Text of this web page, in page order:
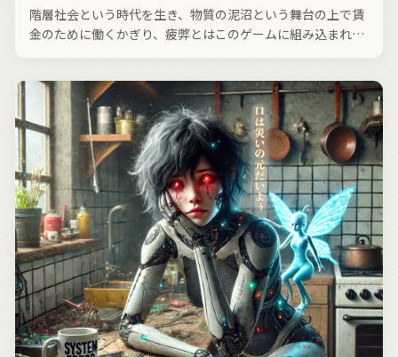
階層社会という時代を生き、物質の泥沼という舞台の上で賃
金のために働くかぎり、疲弊とはこのゲームに組み込まれた